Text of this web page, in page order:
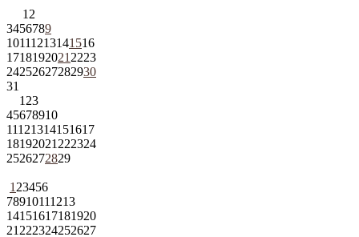
1 2
3456789
10111213141516
1718192021 2223
24252627282930
31
1 23
45678910
11121314151617
18192021 222324
2526272829
1 23456
78910111213
14151617181920
21 222324252627